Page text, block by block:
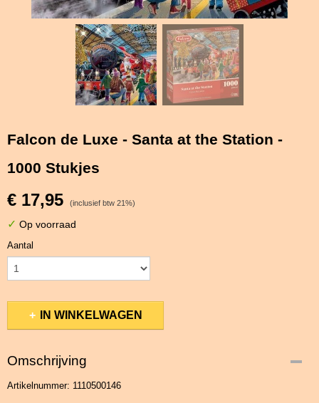
Falcon de Luxe - Santa at the Station -
1000 Stukjes
€ 17,95 (inclusief btw 21%)
✓ Op voorraad
Aantal
IN WINKELWAGEN
Omschrijving
Artikelnummer: 1110500146